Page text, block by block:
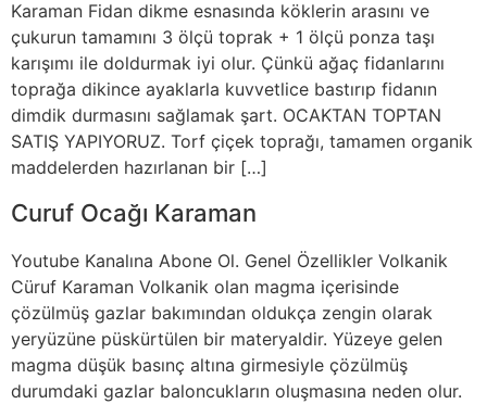
Karaman Fidan dikme esnasında köklerin arasını ve
çukurun tamamını 3 ölçü toprak + 1 ölçü ponza taşı
karışımı ile doldurmak iyi olur. Çünkü ağaç fidanlarını
toprağa dikince ayaklarla kuvvetlice bastırıp fidanın
dimdik durmasını sağlamak şart. OCAKTAN TOPTAN
SATIŞ YAPIYORUZ. Torf çiçek toprağı, tamamen organik
maddelerden hazırlanan bir […]
Curuf Ocağı Karaman
Youtube Kanalına Abone Ol. Genel Özellikler Volkanik
Cüruf Karaman Volkanik olan magma içerisinde
çözülmüş gazlar bakımından oldukça zengin olarak
yeryüzüne püskürtülen bir materyaldir. Yüzeye gelen
magma düşük basınç altına girmesiyle çözülmüş
durumdaki gazlar baloncukların oluşmasına neden olur.